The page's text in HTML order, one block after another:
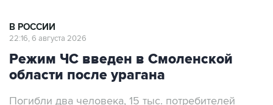
Режим ЧС введен в Смоленской
области после урагана
Погибли два человека, 15 тыс. потребителей